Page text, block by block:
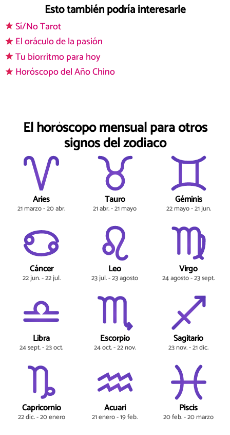
Esto también podría interesarle
Sí/No Tarot
El oráculo de la pasión
Tu biorritmo para hoy
Horóscopo del Año Chino
El horóscopo mensual para otros
signos del zodiaco
Aries
21 marzo - 20 abr.
Tauro
21 abr. - 21 mayo
Géminis
22 mayo - 21 jun.
Cáncer
22 jun. - 22 jul.
Leo
23 jul. - 23 agosto
Virgo
24 agosto - 23 sept.
Libra
24 sept. - 23 oct.
Escorpio
24 oct. - 22 nov.
Sagitario
23 nov. - 21 dic.
Capricornio
22 dic. - 20 enero
Acuari
21 enero - 19 feb.
Piscis
20 feb. - 20 marzo